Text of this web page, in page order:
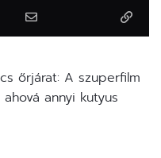
őrjárat: A szuperfilm
annyi kutyus